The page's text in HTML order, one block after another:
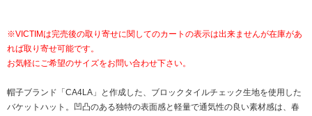
※VICTIMは完売後の取り寄せに関してのカートの表示は出来ませんが在庫があ
れば取り寄せ可能です。
お気軽にご希望のサイズをお問い合わせ下さい。
帽子ブランド「CA4LA」と作成した、ブロックタイルチェック生地を使用した
バケットハット。凹凸のある独特の表面感と軽量で通気性の良い素材感は、春